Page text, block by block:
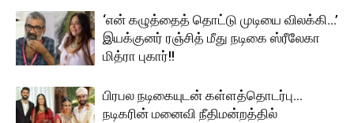
‘என் கழுத்தைத் தொட்டு முடியை விலக்கி…’
இயக்குனர் ரஞ்சித் மீது நடிகை ஸ்ரீலேகா
மித்ரா புகார்!!
பிரபல நடிகையுடன் கள்ளத்தொடர்பு…
நடிகரின் மனைவி நீதிமன்றத்தில்